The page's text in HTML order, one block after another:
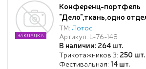
Конференц-портфель
"Дело",ткань,одно
молнии ,Ассорти
ТМ:Лотос
Артикул: L-76-148
В наличии: 264 шт.
Трикотажников 3: 250 шт.
Фестивальная: 14 шт.
ЗАКЛАДКА